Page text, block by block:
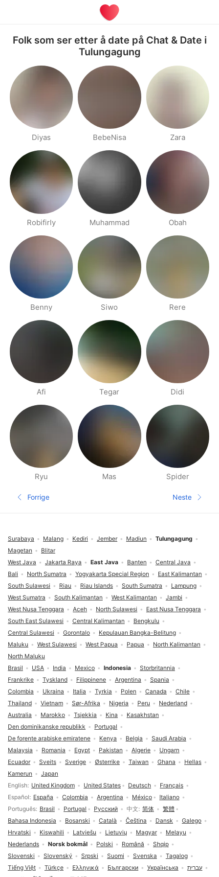
Folk som ser etter å date på Chat & Date i
Tulungagung
Diyas BebeNisa Zara
Robifirly Muhammad Obah
Benny Siwo Rere
Afi Tegar Didi
Ryu Mas Spider
Side med folk i nærheten
Forrige side
Forrige
Neste
Neste
Språkvalg
English United Kingdom United States Deutsch
Français
Español
España Colombia Argentina México
Italiano
Português Brasil Portugal Русский 中文 简体
繁體
Bahasa Indonesia
Bosanski Català Čeština Dansk
Galego
Hrvatski
Kiswahili Latviešu Lietuvių Magyar
Melayu
Nederlands
Norsk bokmål Polski Română
Shqip
Slovenski
Slovenský Srpski Suomi Svenska
Tagalog
Tiếng Việt
Türkçe Ελληνικά Български Українська
עברית
Brasil USA India Mexico Indonesia
Storbritannia
Frankrike
Tyskland Filippinene Argentina
Spania
Colombia
Ukraina Italia Tyrkia Polen Canada
Chile
Thailand
Vietnam Sør-Afrika Nigeria Peru
Nederland
Australia
Marokko Tsjekkia Kina
Kasakhstan
Den dominikanske republikk
Portugal
De forente arabiske emiratene
Kenya Belgia
Saudi Arabia
Malaysia
Romania Egypt Pakistan Algerie
Ungarn
Ecuador
Sveits Sverige Østerrike Taiwan Ghana
Hellas
Kamerun
Japan
West Java Jakarta Raya East Java Banten
Central Java
Bali
North Sumatra Yogyakarta Special Region
East Kalimantan
South Sulawesi
Riau Riau Islands South Sumatra
Lampung
West Sumatra
South Kalimantan West Kalimantan
Jambi
West Nusa Tenggara
Aceh North Sulawesi
East Nusa Tenggara
South East Sulawesi
Central Kalimantan
Bengkulu
Central Sulawesi
Gorontalo
Kepulauan Bangka-Belitung
Maluku
West Sulawesi West Papua Papua
North Kalimantan
North Maluku
Surabaya Malang Kediri Jember Madiun
Tulungagung
Magetan
Blitar